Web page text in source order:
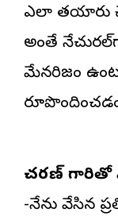
ఎలా తయారు
అంతే
మేనరిజం
చరణ్ గారితో
-నేను వేసిన